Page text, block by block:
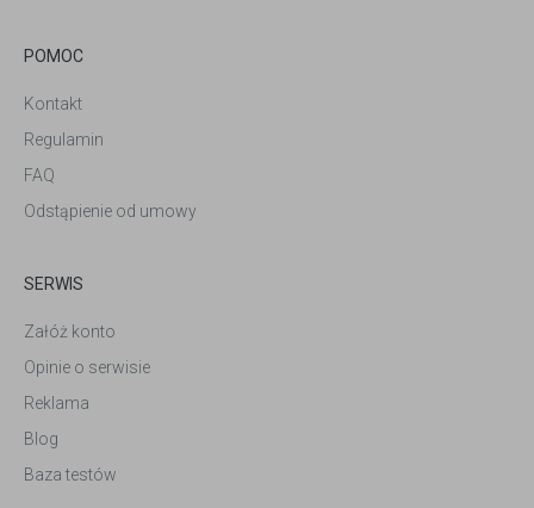
POMOC
Kontakt
Regulamin
FAQ
Odstąpienie od umowy
SERWIS
Załóż konto
Opinie o serwisie
Reklama
Blog
Baza testów